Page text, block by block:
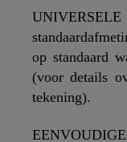
op standaard
(voor details
tekening).